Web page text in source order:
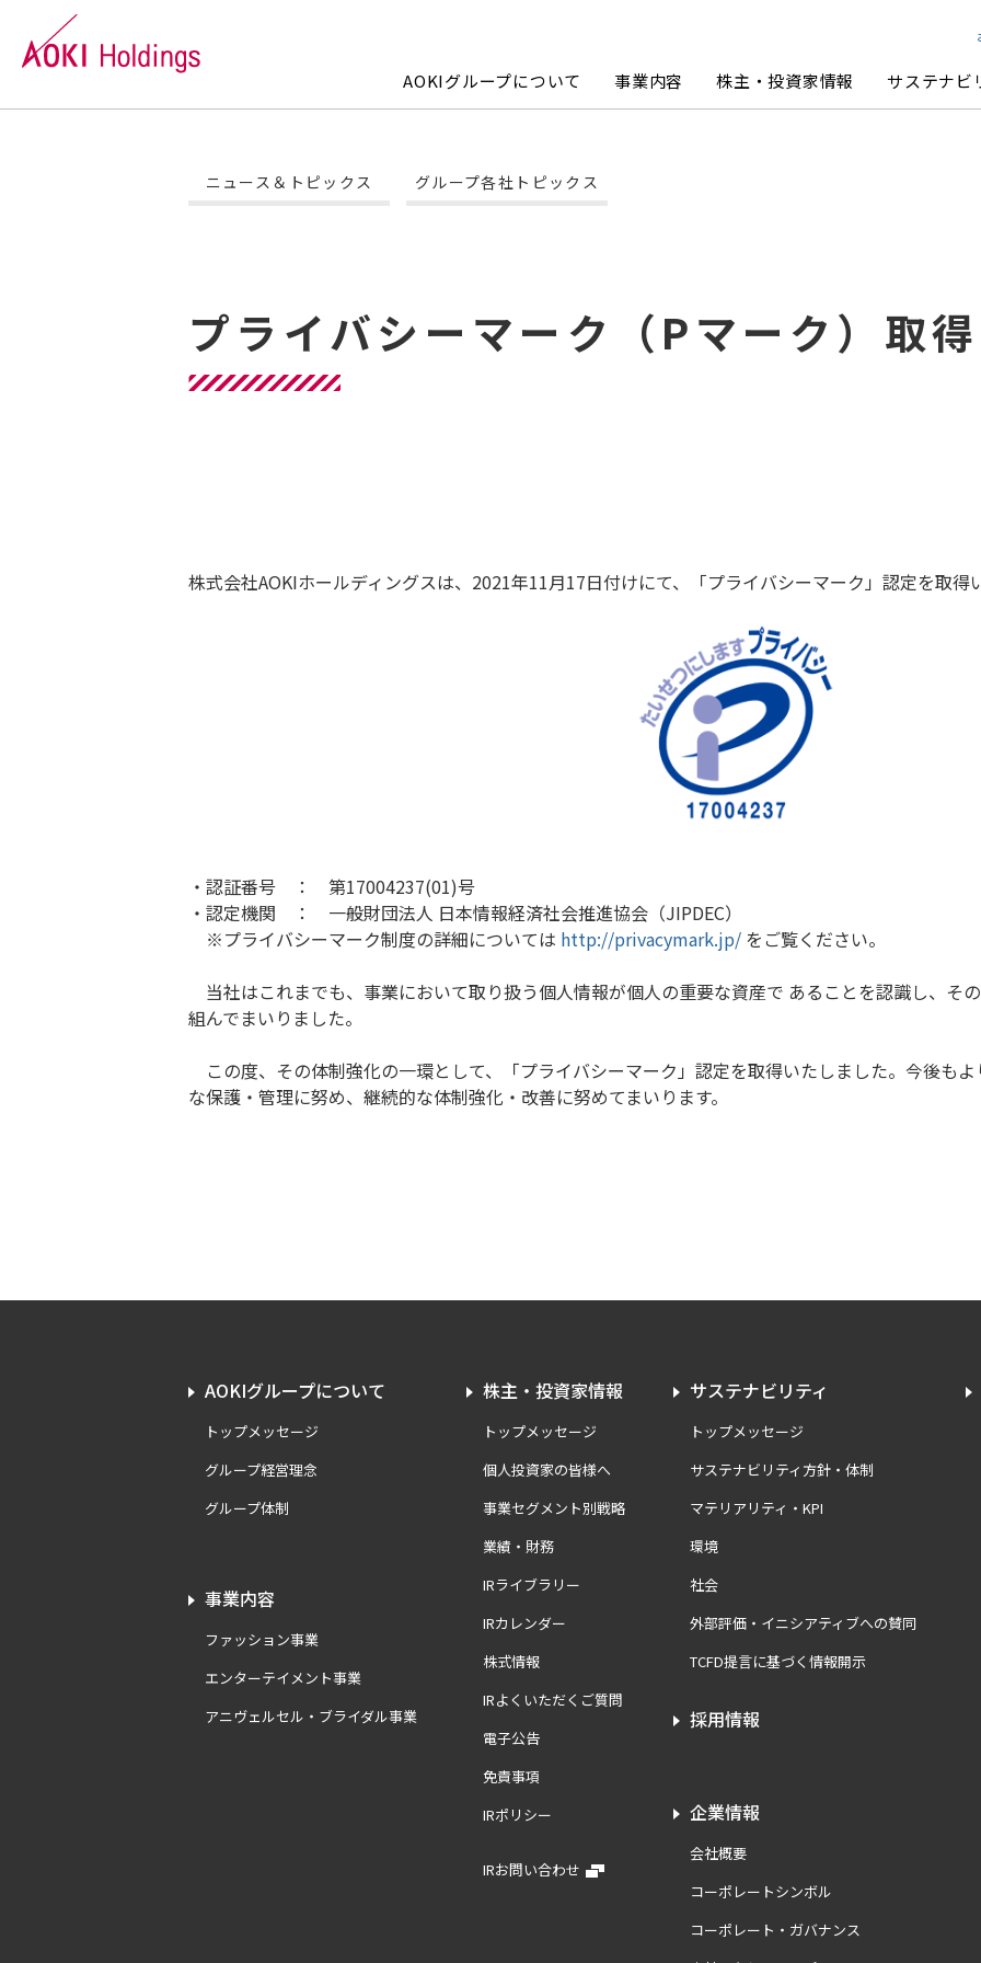
ニュース＆トピックス グループ各社トピックス
プライバシーマーク（Pマーク）取
株式会社AOKIホールディングスは、2021年11月17日付けにて、「プライバシーマーク」認定を取得
・認証番号 ： 第17004237(01)号
・認定機関 ： 一般財団法人 日本情報経済社会推進協会（JIPDEC）
※プライバシーマーク制度の詳細については http://privacymark.jp/ をご覧ください。
当社はこれまでも、事業において取り扱う個人情報が個人の重要な資産で あることを認識し、そ
組んでまいりました。
この度、その体制強化の一環として、「プライバシーマーク」認定を取得いたしました。今後も
な保護・管理に努め、継続的な体制強化・改善に努めてまいります。
AOKIグループについて
AOKIグループについて
事業内容
事業内容
株主・投資家情報
電子公告 免責事項 IRポリシー
株主・投資家情報
サステナビリティ
サステナビ
企業情報
AOKIグループについて
トップメッセージ
グループ経営理念
グループ体制
事業内容
ファッション事業
エンターテイメント事業
アニヴェルセル・ブライダル事業
株主・投資家情報
トップメッセージ
個人投資家の皆様へ
事業セグメント別戦略
業績・財務
IRライブラリー
IRカレンダー
株式情報
IRよくいただくご質問
電子公告
免責事項
IRポリシー
IRお問い合わせ
サステナビリティ
トップメッセージ
サステナビリティ方針・体制
マテリアリティ・KPI
環境
社会
外部評価・イニシアティブへの賛同
TCFD提言に基づく情報開示
採用情報
企業情報
会社概要
コーポレートシンボル
コーポレート・ガバナンス